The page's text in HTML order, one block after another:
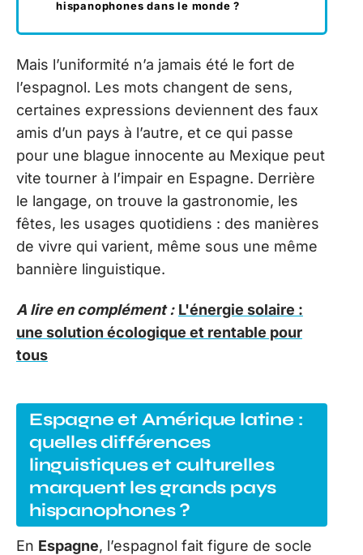
hispanophones dans le monde ?
Mais l’uniformité n’a jamais été le fort de
l’espagnol. Les mots changent de sens,
certaines expressions deviennent des faux
amis d’un pays à l’autre, et ce qui passe
pour une blague innocente au Mexique peut
vite tourner à l’impair en Espagne. Derrière
le langage, on trouve la gastronomie, les
fêtes, les usages quotidiens : des manières
de vivre qui varient, même sous une même
bannière linguistique.
A lire en complément : L'énergie solaire :
une solution écologique et rentable pour
tous
Espagne et Amérique latine :
quelles différences
linguistiques et culturelles
marquent les grands pays
hispanophones ?
En Espagne, l’espagnol fait figure de socle